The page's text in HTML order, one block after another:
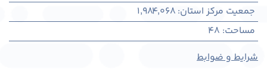
جمعیت مرکز استان:
1,984,068
مساحت:
48
شرایط و ضوابط